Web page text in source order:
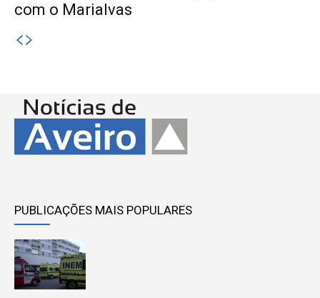
com o Marialvas
PUBLICAÇÕES MAIS POPULARES